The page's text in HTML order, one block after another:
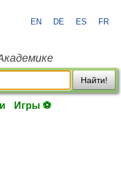
EN DE ES FR
Найти!
Игры ⚽